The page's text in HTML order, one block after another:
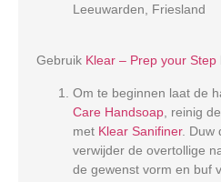
Leeuwarden, Friesland
Gebruik Klear – Prep your Step
Om te beginnen laat de
Care Handsoap , reinig
met Klear Sanifiner. Duw
verwijder de overtollige
de gewenst vorm en buf